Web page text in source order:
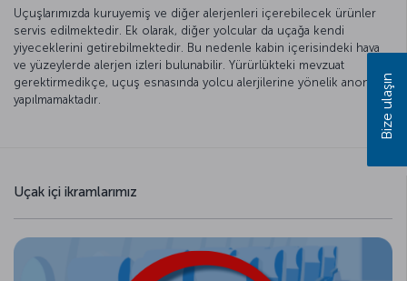
Uçuşlarımızda kuruyemiş ve diğer alerjenleri içerebilecek ürünler
servis edilmektedir. Ek olarak, diğer yolcular da uçağa kendi
yiyeceklerini getirebilmektedir. Bu nedenle kabin içerisindeki hava
ve yüzeylerde alerjen izleri bulunabilir. Yürürlükteki mevzuat
gerektirmedikçe, uçuş esnasında yolcu alerjilerine yönelik anons
yapılmamaktadır.
Uçak içi ikramlarımız
Bize ulaşın